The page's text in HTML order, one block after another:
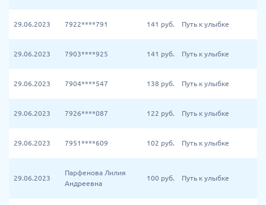
29.06.2023 7922****791 141 руб. Путь к улыбке
29.06.2023 7903****925 141 руб. Путь к улыбке
29.06.2023 7904****547 138 руб. Путь к улыбке
29.06.2023 7926****087 122 руб. Путь к улыбке
29.06.2023 7951****609 102 руб. Путь к улыбке
29.06.2023
Парфенова Лилия
Андреевна
100 руб. Путь к улыбке